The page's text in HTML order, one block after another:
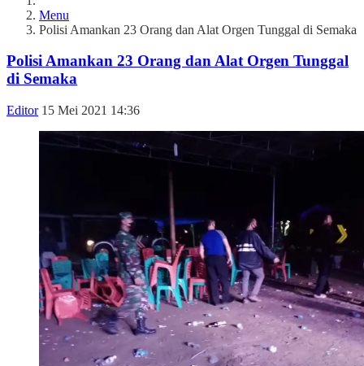
Menu
Polisi Amankan 23 Orang dan Alat Orgen Tunggal di Semaka
Polisi Amankan 23 Orang dan Alat Orgen Tunggal
di Semaka
Editor 15 Mei 2021 14:36